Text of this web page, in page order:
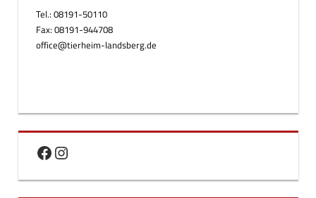
Tel.: 08191-50110
Fax: 08191-944708
office@tierheim-landsberg.de
Facebook
Instagram